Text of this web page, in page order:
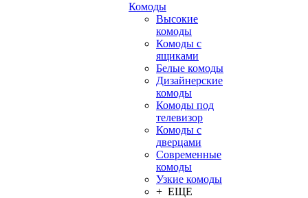
Комоды
Высокие
комоды
Комоды с
ящиками
Белые комоды
Дизайнерские
комоды
Комоды под
телевизор
Комоды с
дверцами
Современные
комоды
Узкие комоды
+ ЕЩЕ